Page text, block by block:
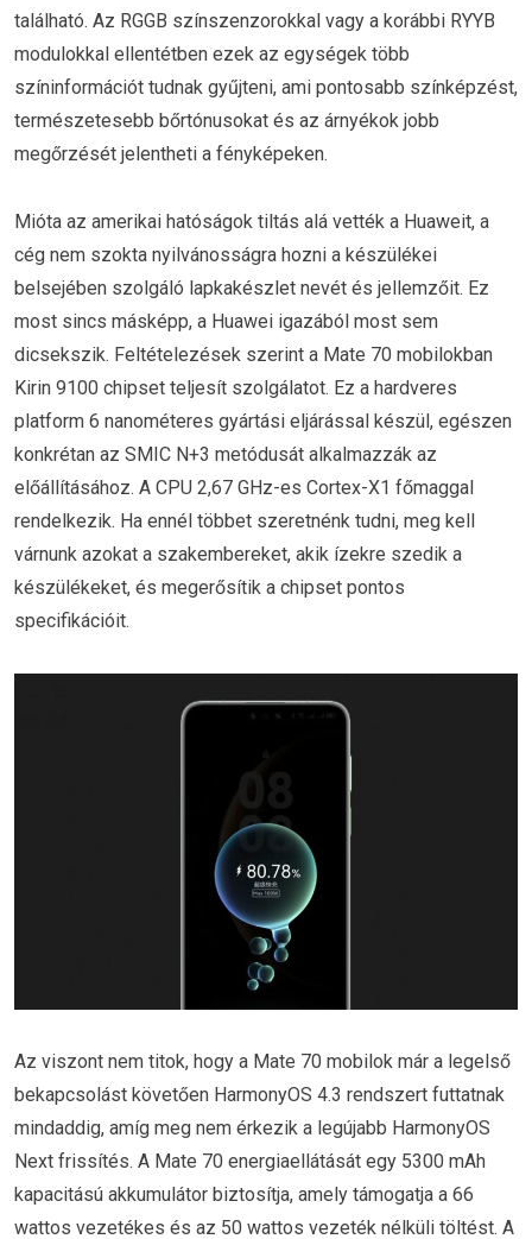
található. Az RGGB színszenzorokkal vagy a korábbi RYYB
modulokkal ellentétben ezek az egységek több
színinformációt tudnak gyűjteni, ami pontosabb színképzést,
természetesebb bőrtónusokat és az árnyékok jobb
megőrzését jelentheti a fényképeken.
Mióta az amerikai hatóságok tiltás alá vették a Huaweit, a
cég nem szokta nyilvánosságra hozni a készülékei
belsejében szolgáló lapkakészlet nevét és jellemzőit. Ez
most sincs másképp, a Huawei igazából most sem
dicsekszik. Feltételezések szerint a Mate 70 mobilokban
Kirin 9100 chipset teljesít szolgálatot. Ez a hardveres
platform 6 nanométeres gyártási eljárással készül, egészen
konkrétan az SMIC N+3 metódusát alkalmazzák az
előállításához. A CPU 2,67 GHz-es Cortex-X1 főmaggal
rendelkezik. Ha ennél többet szeretnénk tudni, meg kell
várnunk azokat a szakembereket, akik ízekre szedik a
készülékeket, és megerősítik a chipset pontos
specifikációit.
Az viszont nem titok, hogy a Mate 70 mobilok már a legelső
bekapcsolást követően HarmonyOS 4.3 rendszert futtatnak
mindaddig, amíg meg nem érkezik a legújabb HarmonyOS
Next frissítés. A Mate 70 energiaellátását egy 5300 mAh
kapacitású akkumulátor biztosítja, amely támogatja a 66
wattos vezetékes és az 50 wattos vezeték nélküli töltést. A